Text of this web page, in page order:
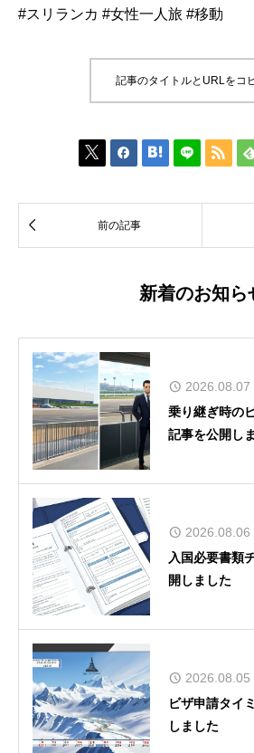
#スリランカ #女性一人旅 #移動
記事のタイトルとURLをコ
   
 前の記事
新着のお知ら
2026.08.07
乗り継ぎ時の
記事を公開し
2026.08.06
入国必要書類
開しました
2026.08.05
ビザ申請タイ
しました